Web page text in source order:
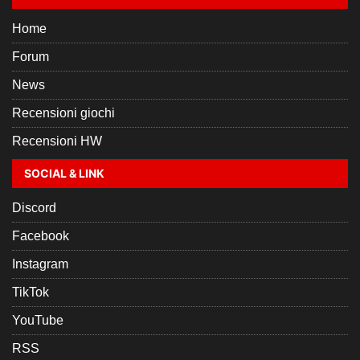
Home
Forum
News
Recensioni giochi
Recensioni HW
SOCIAL & LINK
Discord
Facebook
Instagram
TikTok
YouTube
RSS